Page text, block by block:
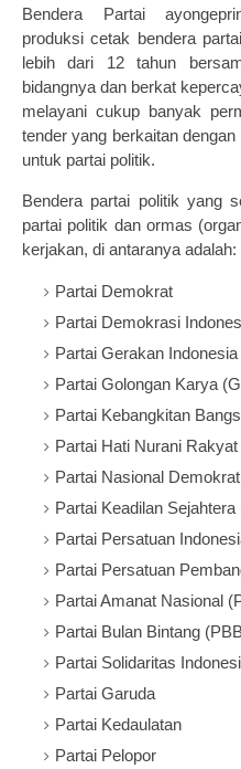
Bendera Partai
produksi cetak bendera
lebih dari 12 tahun
bidangnya dan berkat
melayani cukup banyak
tender yang berkaitan
untuk partai politik.
Bendera partai politik yang
partai politik dan ormas
kerjakan, di antaranya adalah:
Partai Demokrat
Partai Demokrasi
Partai Gerakan
Partai Golongan Karya
Partai Kebangkitan
Partai Hati Nurani
Partai Nasional
Partai Keadilan Sejahtera
Partai Persatuan
Partai Persatuan
Partai Amanat Nasional
Partai Bulan Bintang
Partai Solidaritas
Partai Garuda
Partai Kedaulatan
Partai Pelopor